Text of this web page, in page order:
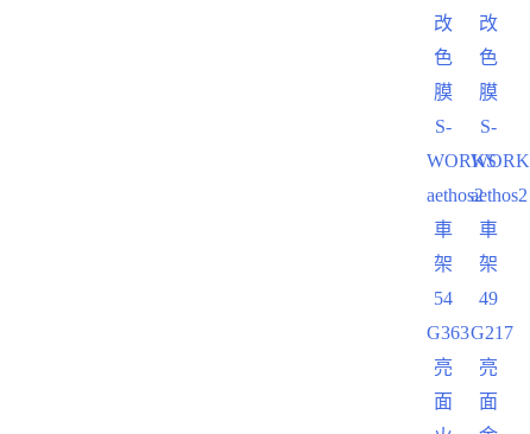
改
色
膜
S-
WORKS
aethos2
車
架
54
G363
亮
面
改
色
膜
S-
aethos2
車
架
49
G217
亮
面